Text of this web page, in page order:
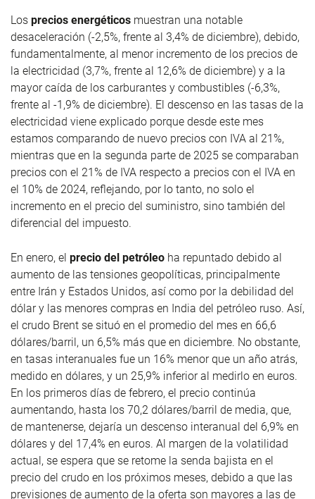
Los precios energéticos muestran una notable
desaceleración (-2,5%, frente al 3,4% de diciembre), debido,
fundamentalmente, al menor incremento de los precios de
la electricidad (3,7%, frente al 12,6% de diciembre) y a la
mayor caída de los carburantes y combustibles (-6,3%,
frente al -1,9% de diciembre). El descenso en las tasas de la
electricidad viene explicado porque desde este mes
estamos comparando de nuevo precios con IVA al 21%,
mientras que en la segunda parte de 2025 se comparaban
precios con el 21% de IVA respecto a precios con el IVA en
el 10% de 2024, reflejando, por lo tanto, no solo el
incremento en el precio del suministro, sino también del
diferencial del impuesto.
En enero, el precio del petróleo ha repuntado debido al
aumento de las tensiones geopolíticas, principalmente
entre Irán y Estados Unidos, así como por la debilidad del
dólar y las menores compras en India del petróleo ruso. Así,
el crudo Brent se situó en el promedio del mes en 66,6
dólares/barril, un 6,5% más que en diciembre. No obstante,
en tasas interanuales fue un 16% menor que un año atrás,
medido en dólares, y un 25,9% inferior al medirlo en euros.
En los primeros días de febrero, el precio continúa
aumentando, hasta los 70,2 dólares/barril de media, que,
de mantenerse, dejaría un descenso interanual del 6,9% en
dólares y del 17,4% en euros. Al margen de la volatilidad
actual, se espera que se retome la senda bajista en el
precio del crudo en los próximos meses, debido a que las
previsiones de aumento de la oferta son mayores a las de